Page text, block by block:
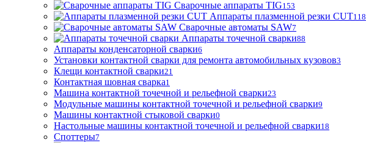
Сварочные аппараты TIG153
Аппараты плазменной резки CUT118
Сварочные автоматы SAW7
Аппараты точечной сварки88
Аппараты конденсаторной сварки6
Установки контактной сварки для ремонта автомобильных кузовов3
Клещи контактной сварки21
Контактная шовная сварка1
Машина контактной точечной и рельефной сварки23
Модульные машины контактной точечной и рельефной сварки9
Машины контактной стыковой сварки0
Настольные машины контактной точечной и рельефной сварки18
Споттеры7